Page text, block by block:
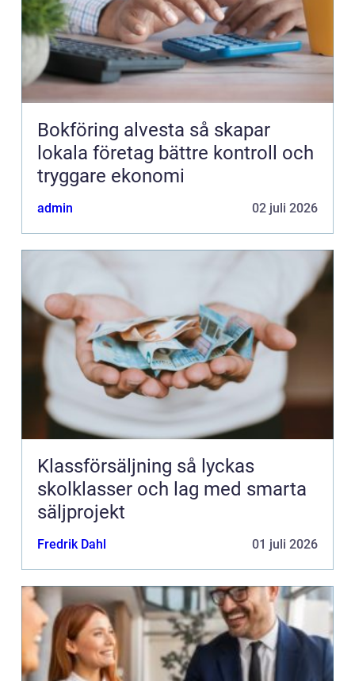
Bokföring alvesta så skapar
lokala företag bättre kontroll och
tryggare ekonomi
admin 02 juli 2026
Klassförsäljning så lyckas
skolklasser och lag med smarta
säljprojekt
Fredrik Dahl 01 juli 2026